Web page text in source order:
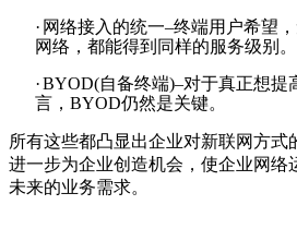
· 网络接入的统一–终端用户希望
网络，都能得到同样的服务级别。
·BYOD(自备终端)–对于真正想提
言， BYOD仍然是关键。
所有这些都凸显出企业对新联网方式
进一步为企业创造机会，使企业网络
未来的业务需求。